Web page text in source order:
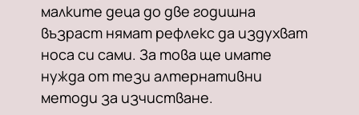
малките деца до две годишна
възраст нямат рефлекс да издухват
носа си сами. За това ще имате
нужда от тези алтернативни
методи за изчистване.